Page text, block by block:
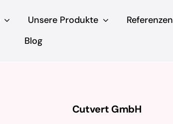
Unsere Produkte
Referenzen
Blog
Cutvert GmbH